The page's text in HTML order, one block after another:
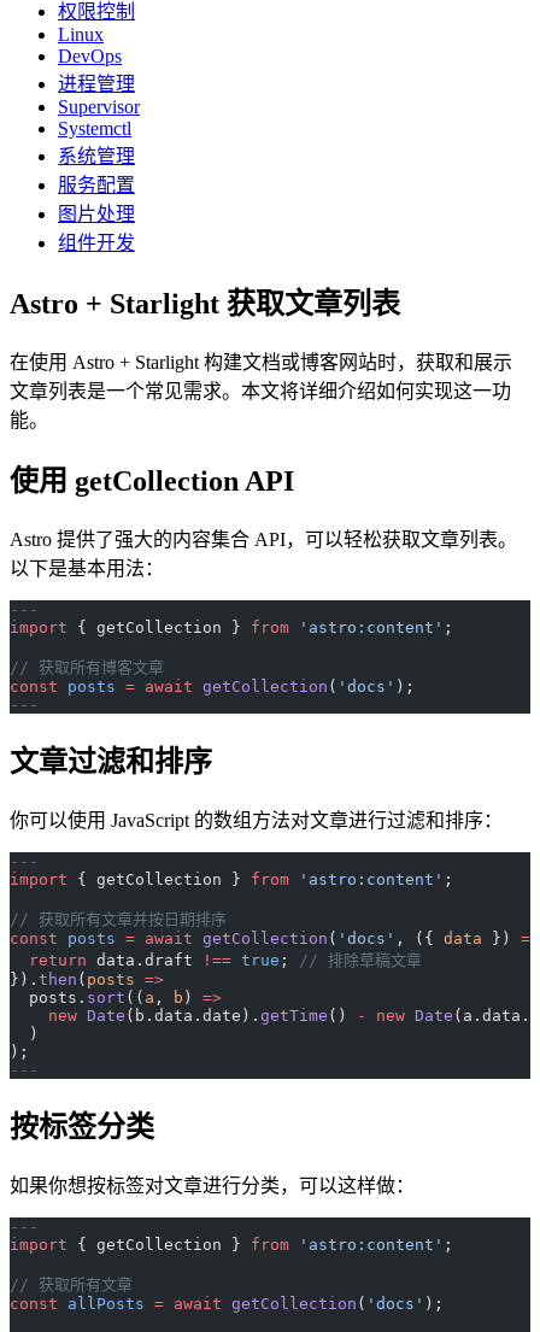
权限控制
Linux
DevOps
进程管理
Supervisor
Systemctl
系统管理
服务配置
图片处理
组件开发
Astro + Starlight 获取文章列表
在使用 Astro + Starlight 构建文档或博客网站时，获取和展示
文章列表是一个常见需求。本文将详细介绍如何实现这一功
能。
使用 getCollection API
Astro 提供了强大的内容集合 API，可以轻松获取文章列表。
以下是基本用法：
---
import { getCollection } from 'astro:content' ;
// 获取所有博客文章
const posts = await getCollection ( 'docs' );
---
文章过滤和排序
你可以使用 JavaScript 的数组方法对文章进行过滤和排序：
---
import { getCollection } from 'astro:content' ;
// 获取所有文章并按日期排序
const posts = await getCollection ( 'docs' , ({ data }) =>
  return
data.draft !== true ;
// 排除草稿文章
}). then ( posts =>
  posts.
sort (( a , b ) =>
    new
Date (b.data.date). getTime () - new Date
  )
);
---
按标签分类
如果你想按标签对文章进行分类，可以这样做：
---
import { getCollection } from 'astro:content' ;
// 获取所有文章
const allPosts = await getCollection ( 'docs' );